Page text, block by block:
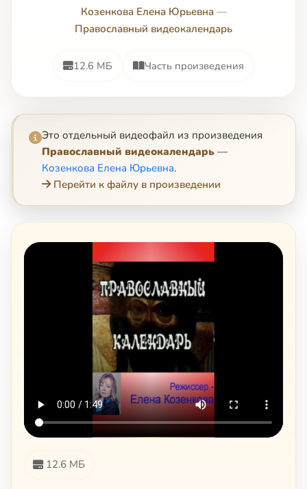
Козенкова Елена Юрьевна—
Православный видеокалендарь
12.6 МБ Часть произведения
Это отдельный видеофайл из произведения
Православный видеокалендарь —
Козенкова Елена Юрьевна.
Перейти к файлу в произведении
12.6 МБ